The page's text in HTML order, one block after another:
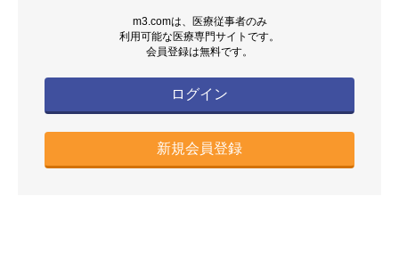
m3.comは、医療従事者のみ
利用可能な医療専門サイトです。
会員登録は無料です。
ログイン
新規会員登録